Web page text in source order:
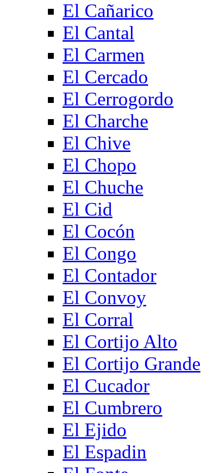
El Cañarico
El Cantal
El Carmen
El Cercado
El Cerrogordo
El Charche
El Chive
El Chopo
El Chuche
El Cid
El Cocón
El Congo
El Contador
El Convoy
El Corral
El Cortijo Alto
El Cortijo Grande
El Cucador
El Cumbrero
El Ejido
El Espadin